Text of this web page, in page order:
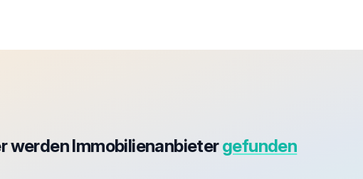
werden Immobilienanbietergefunden